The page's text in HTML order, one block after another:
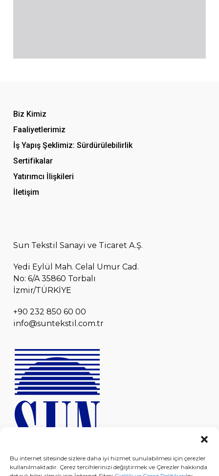
Bu internet sitesinde sizlere daha iyi hizmet sunulabilmesi için çerezler
kullanılmaktadır. Çerez tercihlerinizi değiştirmek ve Çerezler hakkında
Biz Kimiz
Faaliyetlerimiz
İş Yapış Şeklimiz: Sürdürülebilirlik
Sertifikalar
Yatırımcı İlişkileri
İletişim
Sun Tekstil Sanayi ve Ticaret A.Ş.
Yedi Eylül Mah. Celal Umur Cad.
No: 6/A 35860 Torbalı
İzmir/TÜRKİYE
+90 232 850 60 00
info@suntekstil.com.tr